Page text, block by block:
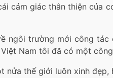
cảm giác thân thiện của
ngôi trường mới công
Nam tôi đã có một
nửa thế giới luôn xinh